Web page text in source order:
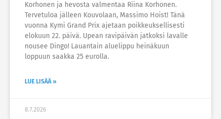
Korhonen ja hevosta valmentaa Riina Korhonen.
Tervetuloa jälleen Kouvolaan, Massimo Hoist! Tänä
vuonna Kymi Grand Prix ajetaan poikkeuksellisesti
elokuun 22. päivä. Upean ravipäivän jatkoksi lavalle
nousee Dingo! Lauantain aluelippu heinäkuun
loppuun saakka 25 eurolla.
LUE LISÄÄ »
8.7.2026